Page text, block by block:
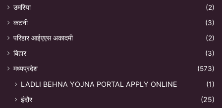
उमरिया
(2)
कटनी
(3)
परिहार आईएएस अकादमी
(2)
बिहार
(3)
मध्यप्रदेश
(573)
LADLI BEHNA YOJNA PORTAL APPLY ONLINE
(1)
इंदौर
(25)